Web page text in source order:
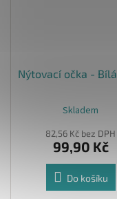
Nýtovací očka -
Skladem
82,56 Kč bez DPH
99,90 Kč
Do košíku